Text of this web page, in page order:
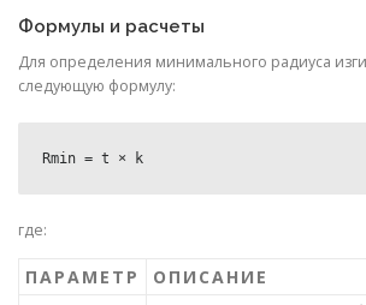
Формулы и расчеты
Для определения минимального радиуса
следующую формулу:
где:
ПАРАМЕТР ОПИСАНИЕ